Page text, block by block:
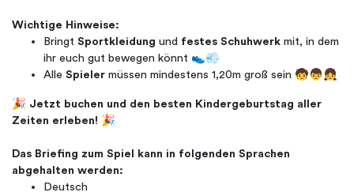
Wichtige Hinweise:
Bringt Sportkleidung und festes Schuhwerk mit, in dem
ihr euch gut bewegen könnt 👟💨
Alle Spieler müssen mindestens 1,20m groß sein 🧒👦👧
🎉 Jetzt buchen und den besten Kindergeburtstag aller
Zeiten erleben! 🎉
Das Briefing zum Spiel kann in folgenden Sprachen
abgehalten werden:
Deutsch